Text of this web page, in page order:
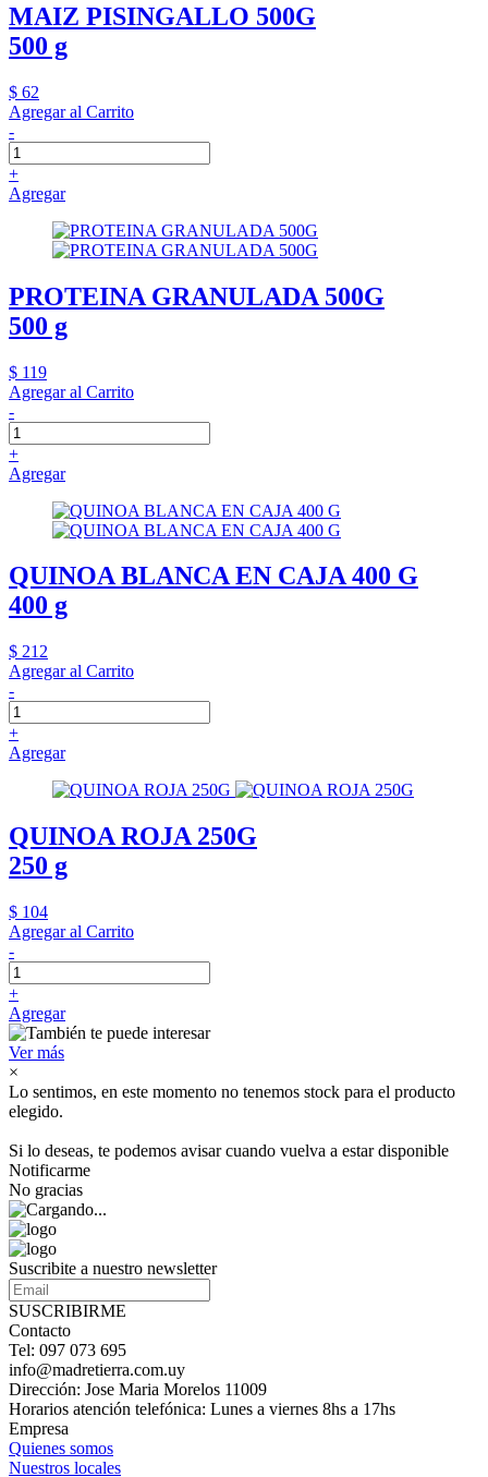
MAIZ PISINGALLO 500G
500 g
$ 62
Agregar al Carrito
-
+
Agregar
PROTEINA GRANULADA 500G
500 g
$ 119
Agregar al Carrito
-
+
Agregar
QUINOA BLANCA EN CAJA 400 G
400 g
$ 212
Agregar al Carrito
-
+
Agregar
QUINOA ROJA 250G
250 g
$ 104
Agregar al Carrito
-
+
Agregar
Ver más
×
Lo sentimos, en este momento no tenemos stock para el producto
elegido.
Si lo deseas, te podemos avisar cuando vuelva a estar disponible
Notificarme
No gracias
Suscribite a nuestro newsletter
SUSCRIBIRME
Contacto
Tel: 097 073 695
info@madretierra.com.uy
Dirección: Jose Maria Morelos 11009
Horarios atención telefónica: Lunes a viernes 8hs a 17hs
Empresa
Quienes somos
Nuestros locales